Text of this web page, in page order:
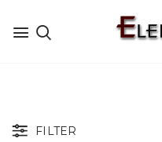
FILTER